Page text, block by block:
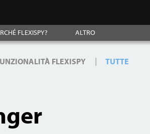
FLEXISPY? ALTRO
FLEXISPY | TUTTE